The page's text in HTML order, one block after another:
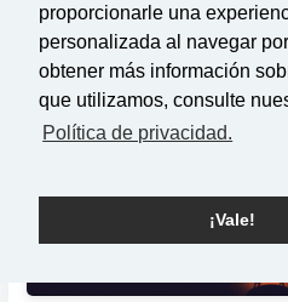
proporcionarle una
personalizada al navegar
obtener más información
que utilizamos, consulte
Política de privacidad.
¡Vale!